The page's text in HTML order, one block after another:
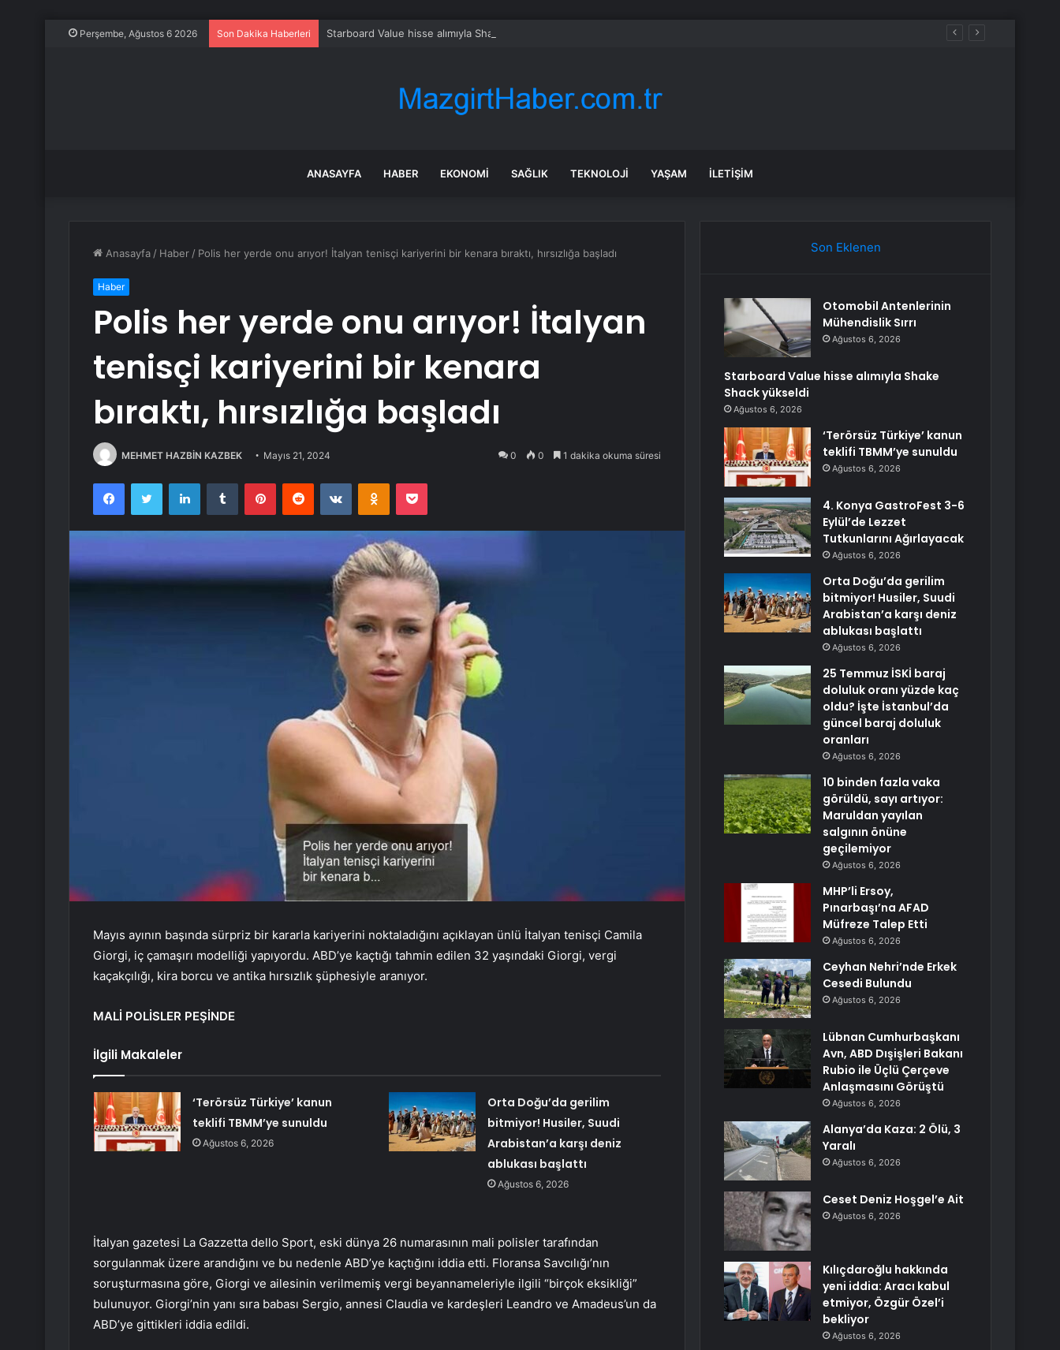
Perşembe, Ağustos 6 2026 Son Dakika Haberleri Starboard Value hisse alımıyla Shake Shack yükseldi
ANASAYFA HABER EKONOMI SAĞLIK TEKNOLOJI YAŞAM İLETIŞIM
Anasayfa / Haber / Polis her yerde onu arıyor! İtalyan tenisçi kariyerini bir kenara bıraktı, hırsızlığa başladı
Haber
Polis her yerde onu arıyor! İtalyan
tenisçi kariyerini bir kenara
bıraktı, hırsızlığa başladı
MEHMET HAZBİN KAZBEK Mayıs 21, 2024 0 0 1 dakika okuma süresi
FacebookTwitter LinkedInTumblr PinterestReddit VKontakteOdnoklassniki
Pocket
Mayıs ayının başında sürpriz bir kararla kariyerini noktaladığını açıklayan ünlü İtalyan tenisçi Camila
Giorgi, iç çamaşırı modelliği yapıyordu. ABD’ye kaçtığı tahmin edilen 32 yaşındaki Giorgi, vergi
kaçakçılığı, kira borcu ve antika hırsızlık şüphesiyle aranıyor.
MALİ POLİSLER PEŞİNDE
İlgili Makaleler
‘Terörsüz Türkiye’ kanun
teklifi TBMM’ye sunuldu
Ağustos 6, 2026
Orta Doğu’da gerilim
bitmiyor! Husiler, Suudi
Arabistan’a karşı deniz
ablukası başlattı
Ağustos 6, 2026
İtalyan gazetesi La Gazzetta dello Sport, eski dünya 26 numarasının mali polisler tarafından
sorgulanmak üzere arandığını ve bu nedenle ABD’ye kaçtığını iddia etti. Floransa Savcılığı’nın
soruşturmasına göre, Giorgi ve ailesinin verilmemiş vergi beyannameleriyle ilgili “birçok eksikliği”
bulunuyor. Giorgi’nin yanı sıra babası Sergio, annesi Claudia ve kardeşleri Leandro ve Amadeus’un da
ABD’ye gittikleri iddia edildi.
Son Eklenen
Otomobil Antenlerinin
Mühendislik Sırrı
Ağustos 6, 2026
Starboard Value hisse alımıyla Shake
Shack yükseldi
Ağustos 6, 2026
‘Terörsüz Türkiye’ kanun
teklifi TBMM’ye sunuldu
Ağustos 6, 2026
4. Konya GastroFest 3-6
Eylül’de Lezzet
Tutkunlarını Ağırlayacak
Ağustos 6, 2026
Orta Doğu’da gerilim
bitmiyor! Husiler, Suudi
Arabistan’a karşı deniz
ablukası başlattı
Ağustos 6, 2026
25 Temmuz İSKİ baraj
doluluk oranı yüzde kaç
oldu? İşte İstanbul’da
güncel baraj doluluk
oranları
Ağustos 6, 2026
10 binden fazla vaka
görüldü, sayı artıyor:
Maruldan yayılan
salgının önüne
geçilemiyor
Ağustos 6, 2026
MHP’li Ersoy,
Pınarbaşı’na AFAD
Müfreze Talep Etti
Ağustos 6, 2026
Ceyhan Nehri’nde Erkek
Cesedi Bulundu
Ağustos 6, 2026
Lübnan Cumhurbaşkanı
Avn, ABD Dışişleri Bakanı
Rubio ile Üçlü Çerçeve
Anlaşmasını Görüştü
Ağustos 6, 2026
Alanya’da Kaza: 2 Ölü, 3
Yaralı
Ağustos 6, 2026
Ceset Deniz Hoşgel’e Ait
Ağustos 6, 2026
Kılıçdaroğlu hakkında
yeni iddia: Aracı kabul
etmiyor, Özgür Özel’i
bekliyor
Ağustos 6, 2026